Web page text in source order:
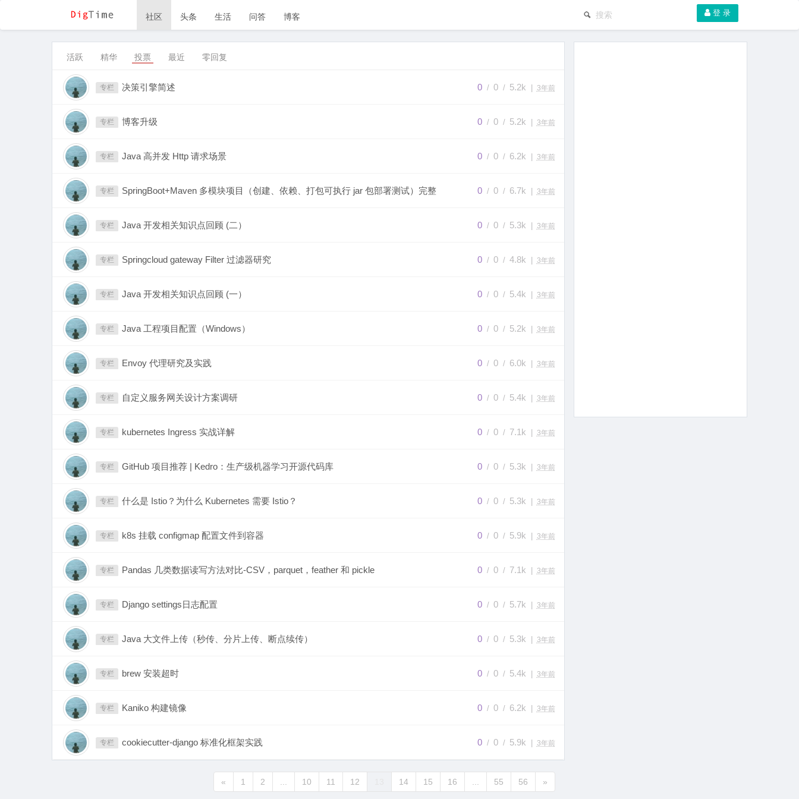
社区 头条 生活 问答 博客 登 录
活跃 精华 投票 最近 零回复
0 / 0 / 5.2k 3年前
专栏 决策引擎简述
0 / 0 / 5.2k 3年前
专栏 博客升级
0 / 0 / 6.2k 3年前
专栏 Java 高并发 Http 请求场景
0 / 0 / 6.7k 3年前
专栏 SpringBoot+Maven 多模块项目（创建、依赖、打包可执行 jar 包部署测试）完整流程
0 / 0 / 5.3k 3年前
专栏 Java 开发相关知识点回顾 (二）
0 / 0 / 4.8k 3年前
专栏 Springcloud gateway Filter 过滤器研究
0 / 0 / 5.4k 3年前
专栏 Java 开发相关知识点回顾 (一）
0 / 0 / 5.2k 3年前
专栏 Java 工程项目配置（Windows）
0 / 0 / 6.0k 3年前
专栏 Envoy 代理研究及实践
0 / 0 / 5.4k 3年前
专栏 自定义服务网关设计方案调研
0 / 0 / 7.1k 3年前
专栏 kubernetes Ingress 实战详解
0 / 0 / 5.3k 3年前
专栏 GitHub 项目推荐 | Kedro：生产级机器学习开源代码库
0 / 0 / 5.3k 3年前
专栏 什么是 Istio？为什么 Kubernetes 需要 Istio？
0 / 0 / 5.9k 3年前
专栏 k8s 挂载 configmap 配置文件到容器
0 / 0 / 7.1k 3年前
专栏 Pandas 几类数据读写方法对比-CSV，parquet，feather 和 pickle
0 / 0 / 5.7k 3年前
专栏 Django settings日志配置
0 / 0 / 5.3k 3年前
专栏 Java 大文件上传（秒传、分片上传、断点续传）
0 / 0 / 5.4k 3年前
专栏 brew 安装超时
0 / 0 / 6.2k 3年前
专栏 Kaniko 构建镜像
0 / 0 / 5.9k 3年前
专栏 cookiecutter-django 标准化框架实践
« 1 2 10 11 12 14 15 16 55 56 »